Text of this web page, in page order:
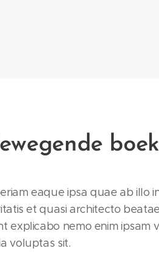
boek
eaque ipsa quae ab illo
et quasi architecto
explicabo nemo enim ipsam
voluptas sit.